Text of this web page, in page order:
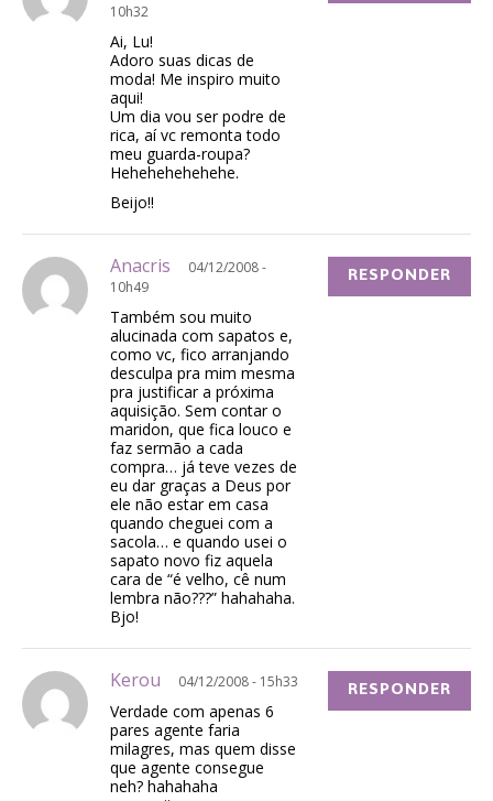
10h32
Ai, Lu!
Adoro suas dicas de
moda! Me inspiro muito
aqui!
Um dia vou ser podre de
rica, aí vc remonta todo
meu guarda-roupa?
Hehehehehehehe.
Beijo!!
Anacris
04/12/2008 -
10h49
Também sou muito
alucinada com sapatos e,
como vc, fico arranjando
desculpa pra mim mesma
pra justificar a próxima
aquisição. Sem contar o
maridon, que fica louco e
faz sermão a cada
compra… já teve vezes de
eu dar graças a Deus por
ele não estar em casa
quando cheguei com a
sacola… e quando usei o
sapato novo fiz aquela
cara de “é velho, cê num
lembra não???” hahahaha.
Bjo!
RESPONDER
Kerou 04/12/2008 - 15h33
Verdade com apenas 6
pares agente faria
milagres, mas quem disse
que agente consegue
neh? hahahaha
RESPONDER